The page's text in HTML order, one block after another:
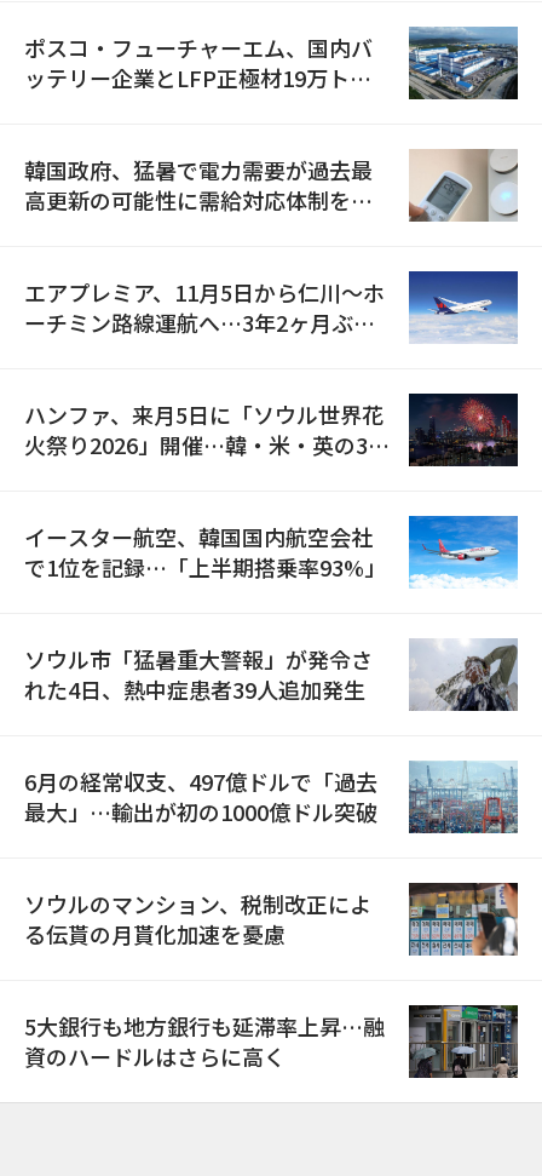
ポスコ・フューチャーエム、国内バ
ッテリー企業とLFP正極材19万トン
韓国政府、猛暑で電力需要が過去最
高更新の可能性に需給対応体制を点
エアプレミア、11月5日から仁川〜ホ
ーチミン路線運航へ…3年2ヶ月ぶり
ハンファ、来月5日に「ソウル世界花
火祭り2026」開催…韓・米・英の3カ
イースター航空、韓国国内航空会社
で1位を記録…「上半期搭乗率93%」
ソウル市「猛暑重大警報」が発令さ
れた4日、熱中症患者39人追加発生
6月の経常収支、497億ドルで「過去
最大」…輸出が初の1000億ドル突破
ソウルのマンション、税制改正によ
る伝貰の月貰化加速を憂慮
5大銀行も地方銀行も延滞率上昇…融
資のハードルはさらに高く